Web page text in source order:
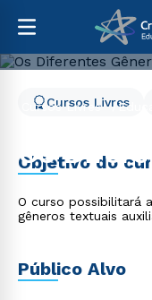
Cursos Livres
Os
Textuais
Cursos Livres
Objetivo do
O curso possibilitará
gêneros textuais
Público Alvo